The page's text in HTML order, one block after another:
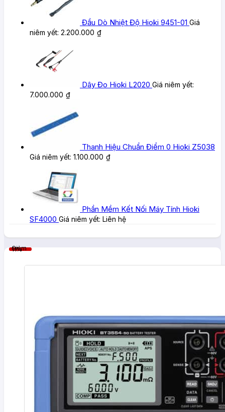
Đầu Dò Nhiệt Độ Hioki 9451-01 Giá
niêm yết: 2.200.000 ₫
Dây Đo Hioki L2020 Giá niêm yết:
7.000.000 ₫
Thanh Hiệu Chuẩn Điểm 0 Hioki Z5038
Giá niêm yết: 1.100.000 ₫
Phần Mềm Kết Nối Máy Tính Hioki
SF4000 Giá niêm yết: Liên hệ
Giảm 11%